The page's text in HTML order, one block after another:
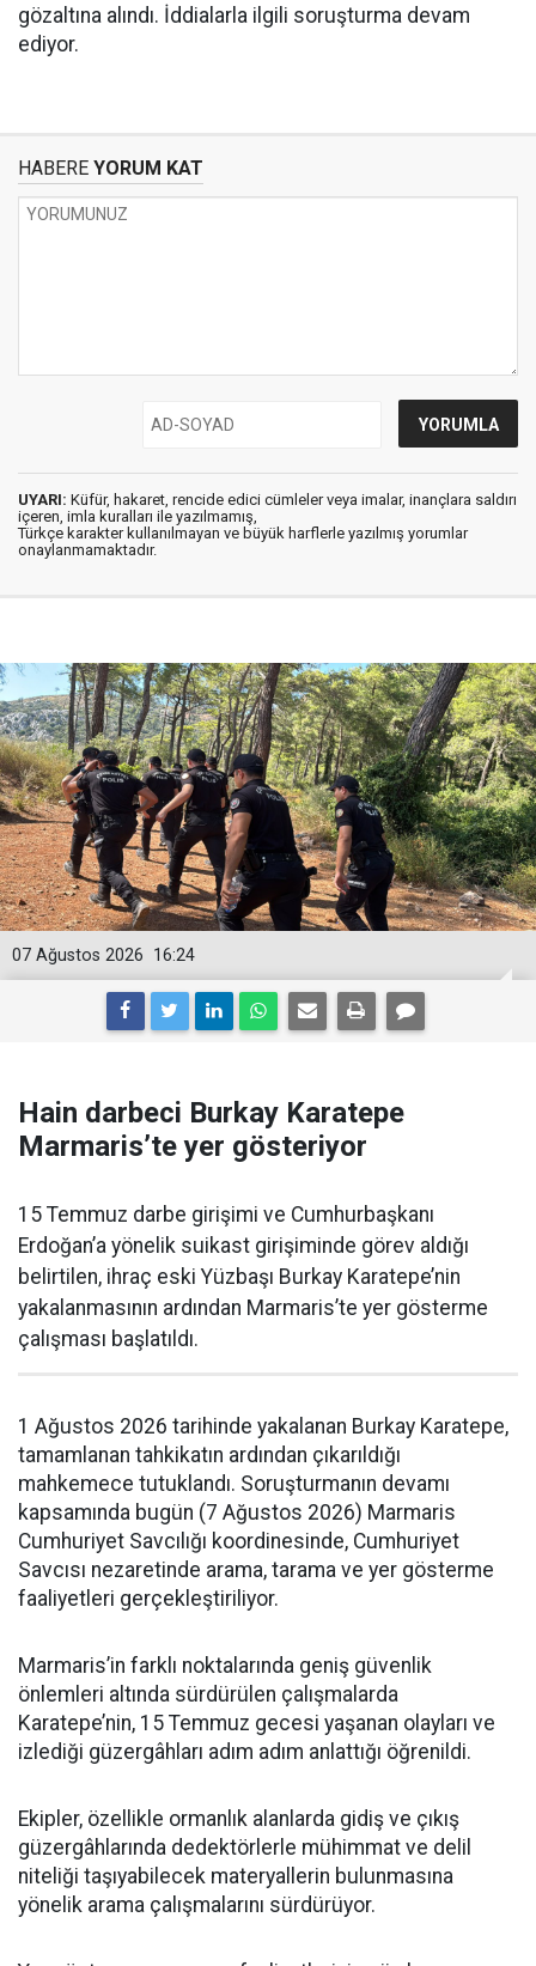
gözaltına alındı. İddialarla ilgili soruşturma devam
ediyor.
HABERE YORUM KAT
UYARI: Küfür, hakaret, rencide edici cümleler veya imalar, inançlara saldırı
içeren, imla kuralları ile yazılmamış,
Türkçe karakter kullanılmayan ve büyük harflerle yazılmış yorumlar
onaylanmamaktadır.
16:24
07 Ağustos 2026
Hain darbeci Burkay Karatepe
Marmaris’te yer gösteriyor
15 Temmuz darbe girişimi ve Cumhurbaşkanı
Erdoğan’a yönelik suikast girişiminde görev aldığı
belirtilen, ihraç eski Yüzbaşı Burkay Karatepe’nin
yakalanmasının ardından Marmaris’te yer gösterme
çalışması başlatıldı.
1 Ağustos 2026 tarihinde yakalanan Burkay Karatepe,
tamamlanan tahkikatın ardından çıkarıldığı
mahkemece tutuklandı. Soruşturmanın devamı
kapsamında bugün (7 Ağustos 2026) Marmaris
Cumhuriyet Savcılığı koordinesinde, Cumhuriyet
Savcısı nezaretinde arama, tarama ve yer gösterme
faaliyetleri gerçekleştiriliyor.
Marmaris’in farklı noktalarında geniş güvenlik
önlemleri altında sürdürülen çalışmalarda
Karatepe’nin, 15 Temmuz gecesi yaşanan olayları ve
izlediği güzergâhları adım adım anlattığı öğrenildi.
Ekipler, özellikle ormanlık alanlarda gidiş ve çıkış
güzergâhlarında dedektörlerle mühimmat ve delil
niteliği taşıyabilecek materyallerin bulunmasına
yönelik arama çalışmalarını sürdürüyor.